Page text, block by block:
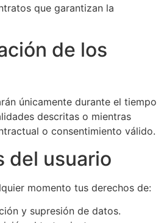
que garantizan la
de los
únicamente durante el tiempo
descritas o mientras
o consentimiento válido.
del usuario
momento tus derechos de:
y supresión de datos.